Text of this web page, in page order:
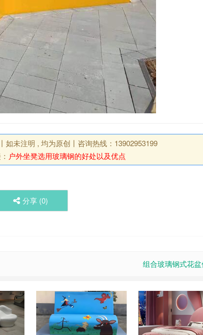
如未注明 , 均为原创丨咨询热线：13902953199
户外坐凳选用玻璃钢的好处以及优点
分享 (0)
组合玻璃钢式花